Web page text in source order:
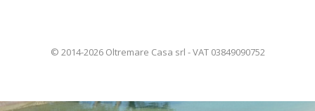
© 2014-2026 Oltremare Casa srl - VAT 03849090752